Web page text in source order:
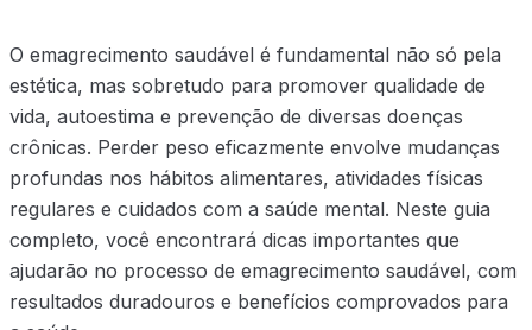
O emagrecimento saudável é fundamental não só pela
estética, mas sobretudo para promover qualidade de
vida, autoestima e prevenção de diversas doenças
crônicas. Perder peso eficazmente envolve mudanças
profundas nos hábitos alimentares, atividades físicas
regulares e cuidados com a saúde mental. Neste guia
completo, você encontrará dicas importantes que
ajudarão no processo de emagrecimento saudável, com
resultados duradouros e benefícios comprovados para